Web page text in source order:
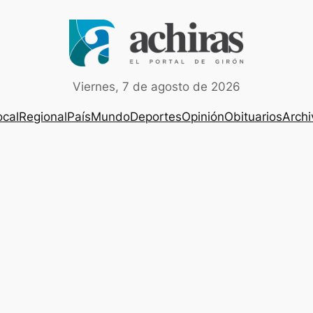
Viernes, 7 de agosto de 2026
RegionalPaísMundoDeportesOpiniónObituarios